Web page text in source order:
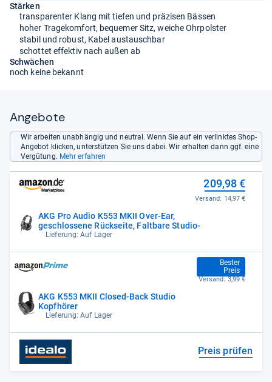
Stärken
transparenter Klang mit tiefen und präzisen Bässen
hoher Tragekomfort, bequemer Sitz, weiche Ohrpolster
stabil und robust, Kabel austauschbar
schottet effektiv nach außen ab
Schwächen
noch keine bekannt
Angebote
Wir arbeiten unabhängig und neutral. Wenn Sie auf ein verlinktes Shop-
Angebot klicken, unterstützen Sie uns dabei. Wir erhalten dann ggf. eine
Vergütung. Mehr erfahren
AKG Pro Audio K553 MKII Over-Ear,
geschlossene Rückseite, Faltbare Studio-
Lieferung: Auf Lager
209,98 €
Versand: 14,97 €
AKG K553 MKII Closed-Back Studio
Kopfhörer
Lieferung: Auf Lager
Bester
Preis
215,44 €
Versand: 3,99 €
Preis prüfen